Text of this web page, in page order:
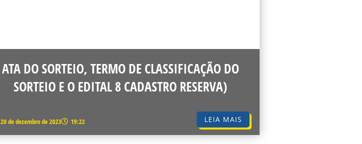
ATA DO SORTEIO, TERMO DE CLASSIFICAÇÃO DO
SORTEIO E O EDITAL 8 CADASTRO RESERVA)
20 de dezembro de 2023 19:22 LEIA MAIS